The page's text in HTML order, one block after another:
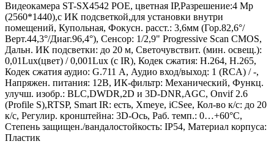
Видеокамера ST-SX4542 POE, цветная IP,Разрешение:4 Mp
(2560*1440),с ИК подсветкой,для установки внутри
помещений, Купольная, Фокусн. расст.: 3,6мм (Гор.82,6°/
Верт.44,3°/Диаг.96,4°), Сенсор: 1/2,9" Progressive Scan CMOS,
Дальн. ИК подсветки: до 20 м, Светочувствит. (мин. освещ.):
0,01Lux(цвет) / 0,001Lux (с IR), Кодек сжатия: H.264, H.265,
Кодек сжатия аудио: G.711 А, Аудио вход/выход: 1 (RCA) / -,
Напряжен. питания: 12В, ИК-фильтр: Механический, Функц.
улучш. изобр.: BLC,DWDR,2D и 3D-DNR,AGC, Onvif 2.6
(Profile S),RTSP, Smart IR: есть, Xmeye, iCSee, Кол-во к/с: до 20
к/с, Регулир. кронштейна: 3D-Ось, Раб. темп.: 0…+60°С,
Степень защищен./вандалостойкость: IP54, Материал корпуса:
Пластик